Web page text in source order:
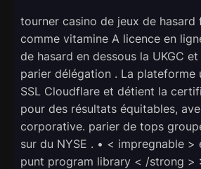
tourner casino de jeux de hasard
comme vitamine A licence en
de hasard en dessous la UKGC
parier délégation . La
SSL Cloudflare et détient la
pour des résultats équitables,
corporative. parier de tops
sur du NYSE . • < impregnable >
punt program library < /strong >